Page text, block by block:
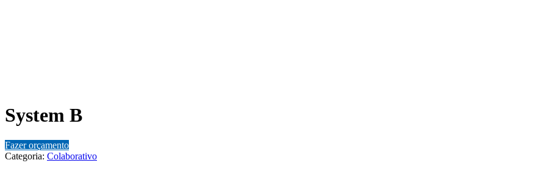
System B
Fazer orçamento
Categoria: Colaborativo